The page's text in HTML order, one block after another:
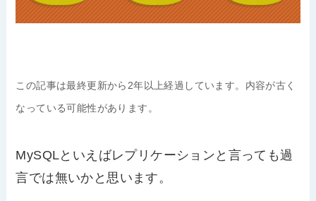
この記事は最終更新から2年以上経過しています。内容が古く
なっている可能性があります。
MySQLといえばレプリケーションと言っても過
言では無いかと思います。